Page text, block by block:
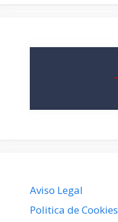
Aviso Legal
Politica de Cookies